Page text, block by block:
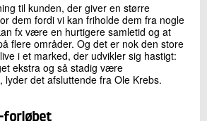
til kunden, der giver en større
dem fordi vi kan friholde dem fra nogle
fx være en hurtigere samletid og at
flere områder. Og det er nok den store
i et marked, der udvikler sig hastigt:
ekstra og så stadig være
lyder det afsluttende fra Ole Krebs.
forløbet